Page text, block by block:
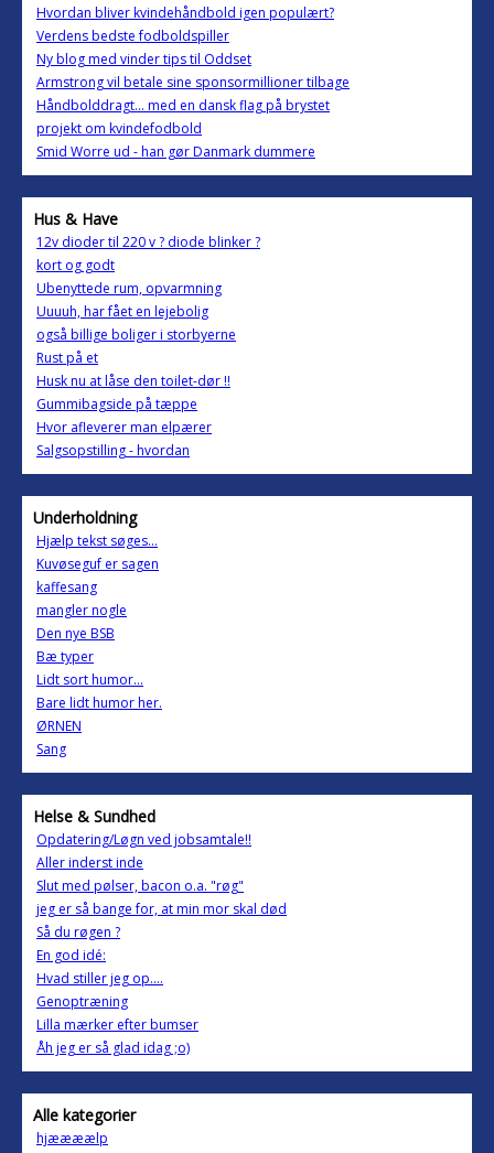
Hvordan bliver kvindehåndbold igen populært?
Verdens bedste fodboldspiller
Ny blog med vinder tips til Oddset
Armstrong vil betale sine sponsormillioner tilbage
Håndbolddragt... med en dansk flag på brystet
projekt om kvindefodbold
Smid Worre ud - han gør Danmark dummere
Hus & Have
12v dioder til 220 v ? diode blinker ?
kort og godt
Ubenyttede rum, opvarmning
Uuuuh, har fået en lejebolig
også billige boliger i storbyerne
Rust på et
Husk nu at låse den toilet-dør !!
Gummibagside på tæppe
Hvor afleverer man elpærer
Salgsopstilling - hvordan
Underholdning
Hjælp tekst søges...
Kuvøseguf er sagen
kaffesang
mangler nogle
Den nye BSB
Bæ typer
Lidt sort humor...
Bare lidt humor her.
ØRNEN
Sang
Helse & Sundhed
Opdatering/Løgn ved jobsamtale!!
Aller inderst inde
Slut med pølser, bacon o.a. "røg"
jeg er så bange for, at min mor skal død
Så du røgen ?
En god idé:
Hvad stiller jeg op....
Genoptræning
Lilla mærker efter bumser
Åh jeg er så glad idag ;o)
Alle kategorier
hjæææælp